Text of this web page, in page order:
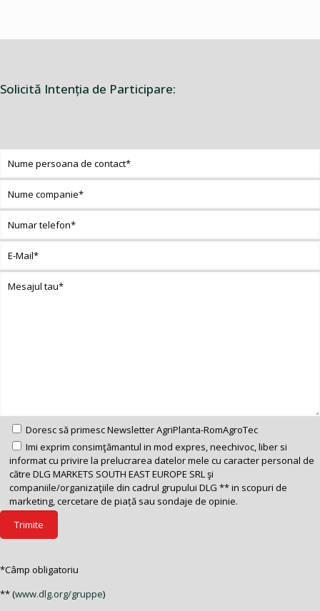
Solicită Intenţia de Participare:
Doresc să primesc Newsletter AgriPlanta-RomAgroTec
Imi exprim consimţămantul in mod expres, neechivoc, liber si
informat cu privire la prelucrarea datelor mele cu caracter personal de
către DLG MARKETS SOUTH EAST EUROPE SRL şi
companiile/organizaţiile din cadrul grupului DLG ** in scopuri de
marketing, cercetare de piață sau sondaje de opinie.
*Câmp obligatoriu
** (www.dlg.org/gruppe)